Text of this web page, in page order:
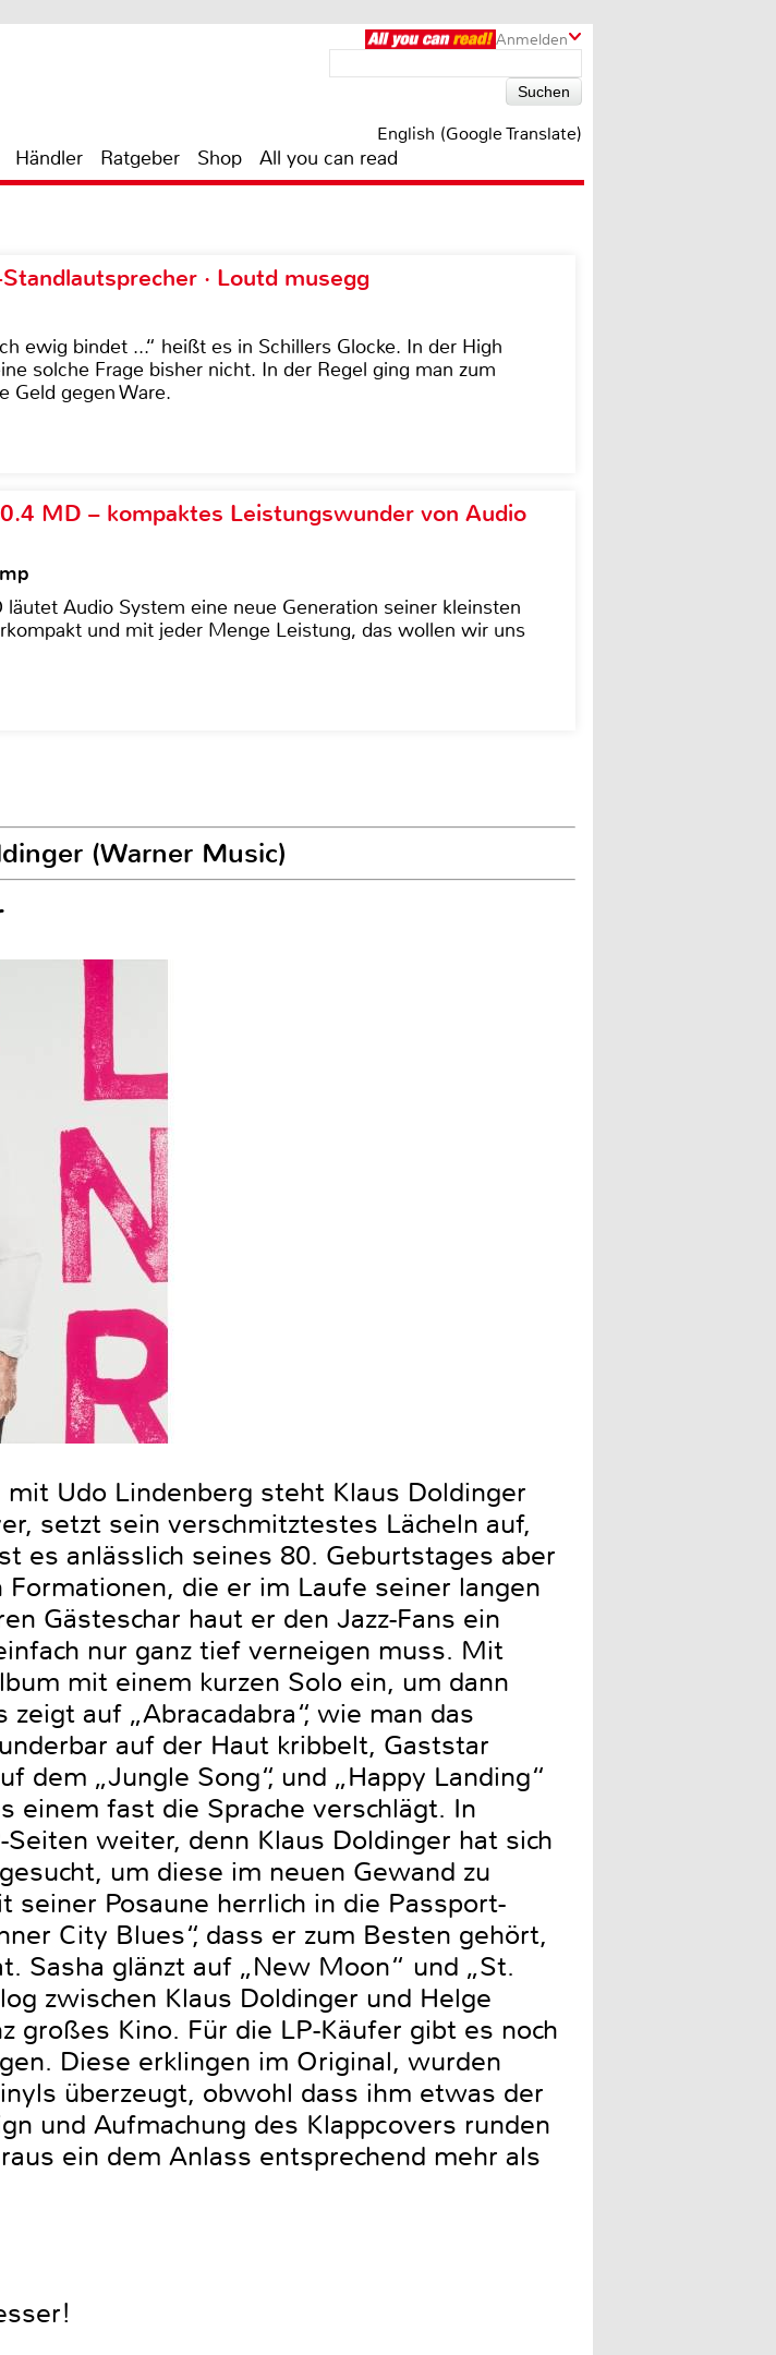
Anmelden
English (Google Translate)
Händler Ratgeber Shop All you can read
· Loutd musegg
ewig bindet ...“ heißt es in Schillers Glocke. In der High
solche Frage bisher nicht. In der Regel ging man zum
Geld gegen Ware.
MD – kompaktes Leistungswunder von Audio
Audio System eine neue Generation seiner kleinsten
und mit jeder Menge Leistung, das wollen wir uns
(Warner Music)
Udo Lindenberg steht Klaus Doldinger
setzt sein verschmitztestes Lächeln auf,
es anlässlich seines 80. Geburtstages aber
die er im Laufe seiner langen
Gästeschar haut er den Jazz-Fans ein
nur ganz tief verneigen muss. Mit
mit einem kurzen Solo ein, um dann
auf „Abracadabra“, wie man das
auf der Haut kribbelt, Gaststar
„Jungle Song“, und „Happy Landing“
einem fast die Sprache verschlägt. In
weiter, denn Klaus Doldinger hat sich
um diese im neuen Gewand zu
Posaune herrlich in die Passport-
City Blues“, dass er zum Besten gehört,
Sasha glänzt auf „New Moon“ und „St.
zwischen Klaus Doldinger und Helge
großes Kino. Für die LP-Käufer gibt es noch
Diese erklingen im Original, wurden
überzeugt, obwohl dass ihm etwas der
und Aufmachung des Klappcovers runden
ein dem Anlass entsprechend mehr als